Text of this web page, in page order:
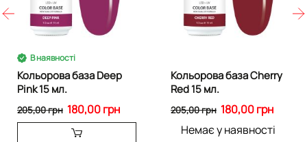
В наявності
Кольорова база Deep
Pink 15 мл.
180,00 грн
205,00 грн
Кольорова база Cherry
Red 15 мл.
180,00 грн
205,00 грн
Немає у наявності